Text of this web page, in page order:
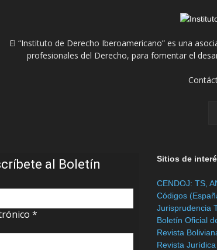
El “Instituto de Derecho Iberoamericano” es una
profesionales del Derecho, para fomentar el
al Boletín
*
Sitios de
CENDOJ: TS,
Códigos
Jurisprudencia
Boletín Oficial
Revista
Revista